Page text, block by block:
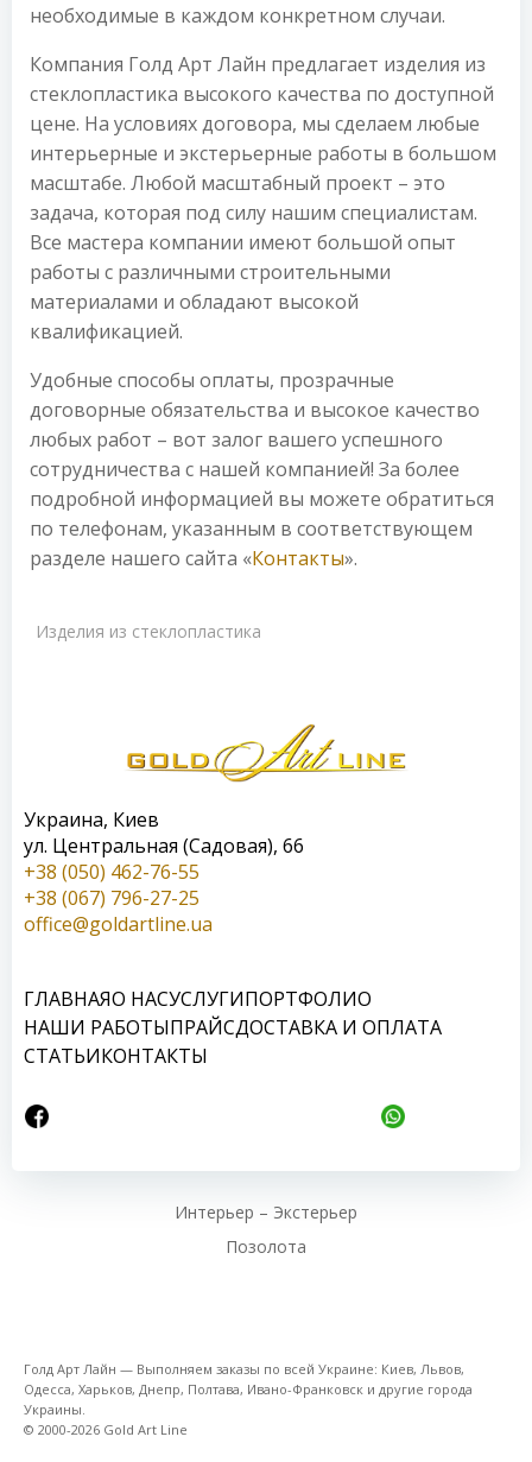
необходимые в каждом конкретном случаи.
Компания Голд Арт Лайн предлагает изделия из
стеклопластика высокого качества по доступной
цене. На условиях договора, мы сделаем любые
интерьерные и экстерьерные работы в большом
масштабе. Любой масштабный проект – это
задача, которая под силу нашим специалистам.
Все мастера компании имеют большой опыт
работы с различными строительными
материалами и обладают высокой
квалификацией.
Удобные способы оплаты, прозрачные
договорные обязательства и высокое качество
любых работ – вот залог вашего успешного
сотрудничества с нашей компанией! За более
подробной информацией вы можете обратиться
по телефонам, указанным в соответствующем
разделе нашего сайта «Контакты».
Изделия из стеклопластика
Украина, Киев
ул. Центральная (Садовая), 66
+38 (050) 462-76-55
+38 (067) 796-27-25
office@goldartline.ua
ГЛАВНАЯО НАСУСЛУГИПОРТФОЛИО
НАШИ РАБОТЫПРАЙСДОСТАВКА И ОПЛАТА
СТАТЬИКОНТАКТЫ
Интерьер – Экстерьер
Позолота
Голд Арт Лайн — Выполняем заказы по всей Украине: Киев, Львов,
Одесса, Харьков, Днепр, Полтава, Ивано-Франковск и другие города
Украины.
© 2000-2026 Gold Art Line